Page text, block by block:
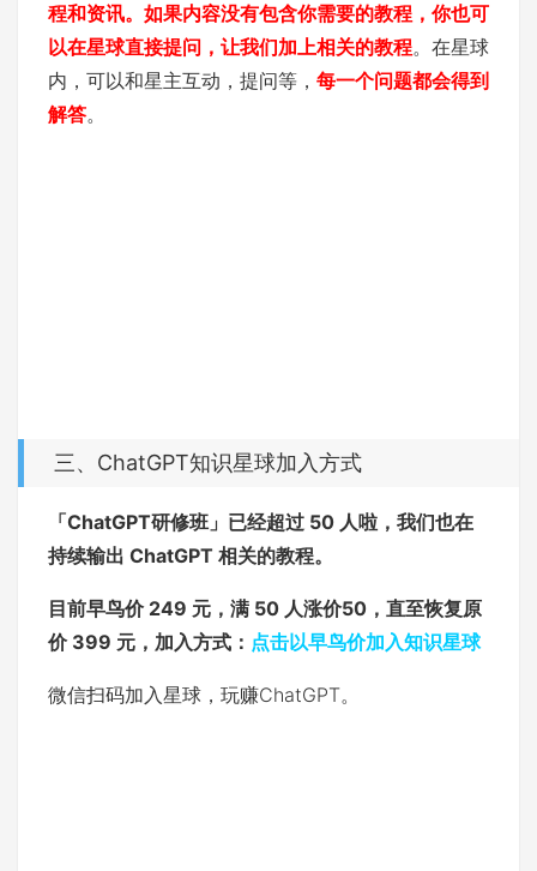
程和资讯。如果内容没有包含你需要的教程，你也可
以在星球直接提问，让我们加上相关的教程。在星球
内，可以和星主互动，提问等， 每一个问题都会得到
解答。
三、ChatGPT知识星球加入方式
「ChatGPT研修班」 已经超过 50 人啦，我们也在
持续输出 ChatGPT 相关的教程。
目前早鸟价 249 元，满 50 人涨价50，直至恢复原
价 399 元，加入方式： 点击以早鸟价加入知识星球
微信扫码加入星球，玩赚ChatGPT。